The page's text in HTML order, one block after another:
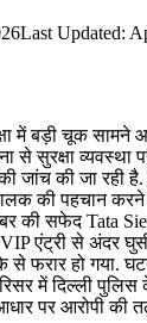
Last Updated:
में बड़ी चूक
से सुरक्षा व्यवस्था
जांच की जा रही
की पहचान करने
की सफेद Tata
एंट्री से अंदर
से फरार हो गया.
में दिल्ली
पर आरोपी की